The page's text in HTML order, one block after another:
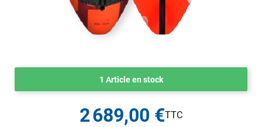
1 Article en stock
2 689,00 €